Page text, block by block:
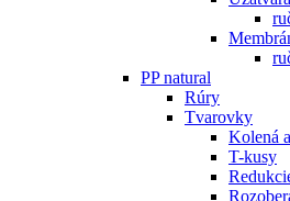
PP natural
Rúry
Tvarovky
Kolená
T-kusy